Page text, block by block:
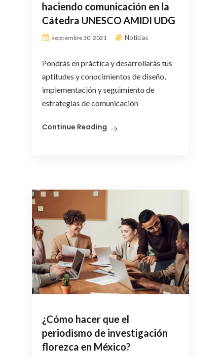
haciendo comunicación en la
Cátedra UNESCO AMIDI UDG
septiembre 30, 2021 Noticias
Pondrás en práctica y desarrollarás tus
aptitudes y conocimientos de diseño,
implementación y seguimiento de
estrategias de comunicación
Continue Reading
¿Cómo hacer que el
periodismo de investigación
florezca en México?